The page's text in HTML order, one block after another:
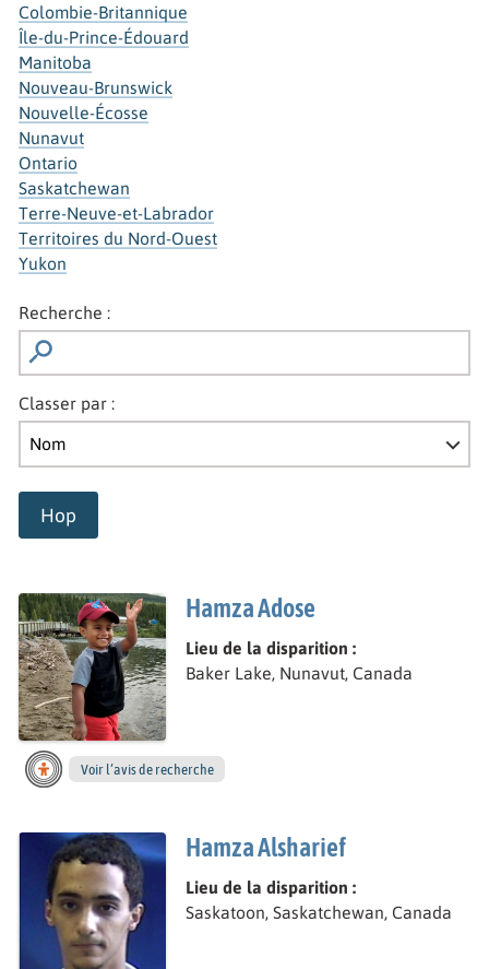
Colombie-Britannique
Île-du-Prince-Édouard
Manitoba
Nouveau-Brunswick
Nouvelle-Écosse
Nunavut
Ontario
Saskatchewan
Terre-Neuve-et-Labrador
Territoires du Nord-Ouest
Yukon
Recherche :
Classer par :
Hop
Hamza Adose
Lieu de la disparition :
Baker Lake, Nunavut, Canada
Voir l’avis de recherche
Hamza Alsharief
Lieu de la disparition :
Saskatoon, Saskatchewan, Canada